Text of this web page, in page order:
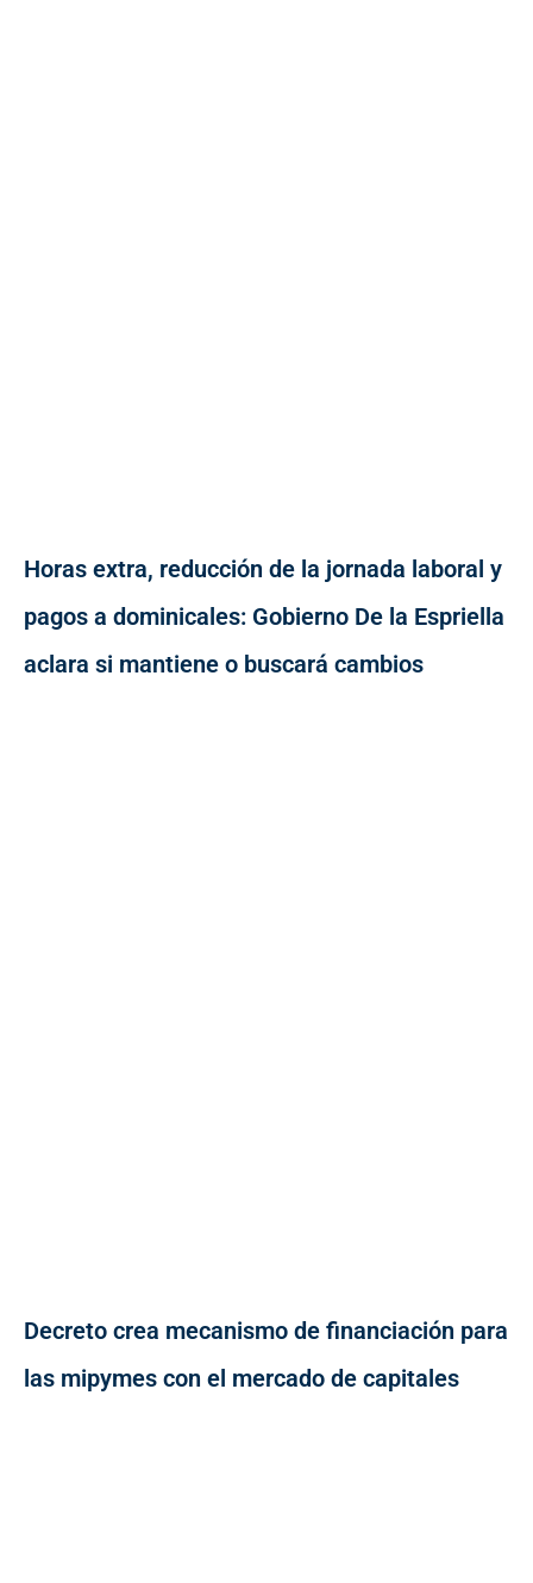
Horas extra, reducción de la jornada laboral y
pagos a dominicales: Gobierno De la Espriella
aclara si mantiene o buscará cambios
Decreto crea mecanismo de financiación para
las mipymes con el mercado de capitales